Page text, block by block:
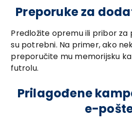
Preporuke za
Predložite opremu ili pribor za
su potrebni. Na primer, ako
preporučite mu memorijsku
futrolu.
Prilagođene
e-